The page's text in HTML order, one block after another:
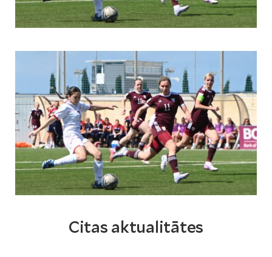
Citas aktualitātes